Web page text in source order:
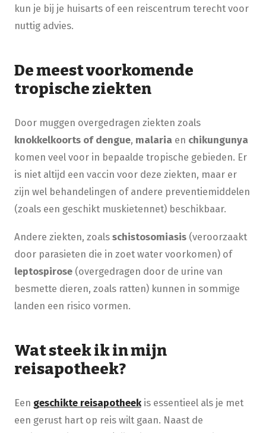
kun je bij je huisarts of een reiscentrum terecht voor
nuttig advies.
De meest voorkomende
tropische ziekten
Door muggen overgedragen ziekten zoals
knokkelkoorts of dengue, malariaen chikungunya
komen veel voor in bepaalde tropische gebieden. Er
is niet altijd een vaccin voor deze ziekten, maar er
zijn wel behandelingen of andere preventiemiddelen
(zoals een geschikt muskietennet) beschikbaar.
Andere ziekten, zoals schistosomiasis(veroorzaakt
door parasieten die in zoet water voorkomen) of
leptospirose(overgedragen door de urine van
besmette dieren, zoals ratten) kunnen in sommige
landen een risico vormen.
Wat steek ik in mijn
reisapotheek?
Een geschikte reisapotheekis essentieel als je met
een gerust hart op reis wilt gaan. Naast de